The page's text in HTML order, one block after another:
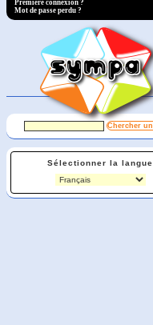
Première connexion ?
Mot de passe perdu ?
Sélectionner la langue